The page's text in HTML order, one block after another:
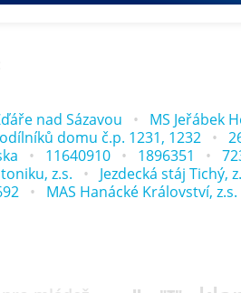
nad Sázavou MS Jeřábek
domu č.p. 1231, 1232
11640910 1896351
z.s. Jezdecká stáj Tichý,
MAS Hanácké Království, z.s.